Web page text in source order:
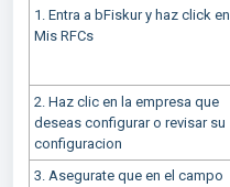
1. Entra a bFiskur y haz click en
Mis RFCs
2. Haz clic en la empresa que
deseas configurar o revisar su
configuracion
3. Asegurate que en el campo